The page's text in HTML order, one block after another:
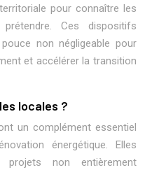
pour connaître les
Ces dispositifs
non négligeable pour
et accélérer la transition
locales ?
un complément essentiel
énergétique. Elles
projets non entièrement